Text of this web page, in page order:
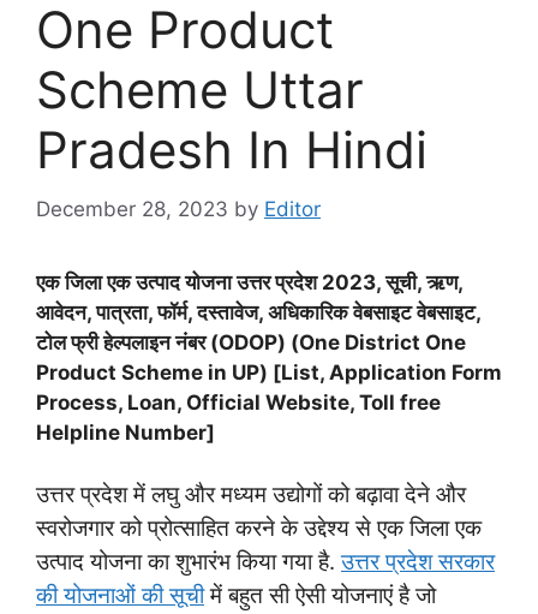
One Product
Scheme Uttar
Pradesh In Hindi
December 28, 2023 by Editor
एक जिला एक उत्पाद योजना उत्तर प्रदेश 2023, सूची, ऋण,
आवेदन, पात्रता, फॉर्म, दस्तावेज, अधिकारिक वेबसाइट वेबसाइट,
टोल फ्री हेल्पलाइन नंबर (ODOP) (One District One
Product Scheme in UP) [List, Application Form
Process, Loan, Official Website, Toll free
Helpline Number]
उत्तर प्रदेश में लघु और मध्यम उद्योगों को बढ़ावा देने और
स्वरोजगार को प्रोत्साहित करने के उद्देश्य से एक जिला एक
उत्पाद योजना का शुभारंभ किया गया है.उत्तर प्रदेश सरकार
की योजनाओं की सूचीमें बहुत सी ऐसी योजनाएं है जो